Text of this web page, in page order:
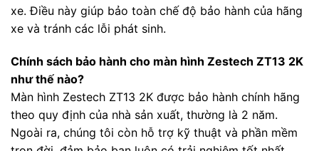
xe. Điều này giúp bảo toàn chế độ bảo hành của hãng
xe và tránh các lỗi phát sinh.
Chính sách bảo hành cho màn hình Zestech ZT13 2K
như thế nào?
Màn hình Zestech ZT13 2K được bảo hành chính hãng
theo quy định của nhà sản xuất, thường là 2 năm.
Ngoài ra, chúng tôi còn hỗ trợ kỹ thuật và phần mềm